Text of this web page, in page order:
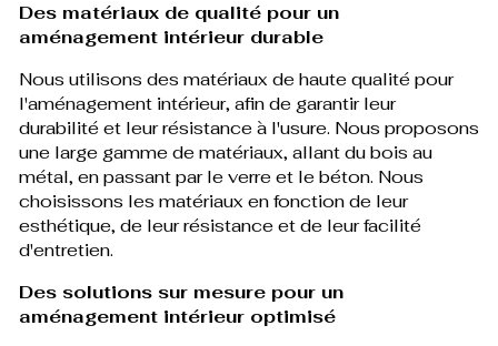
Des matériaux de qualité pour un
aménagement intérieur durable
Nous utilisons des matériaux de haute qualité pour
l'aménagement intérieur, afin de garantir leur
durabilité et leur résistance à l'usure. Nous proposons
une large gamme de matériaux, allant du bois au
métal, en passant par le verre et le béton. Nous
choisissons les matériaux en fonction de leur
esthétique, de leur résistance et de leur facilité
d'entretien.
Des solutions sur mesure pour un
aménagement intérieur optimisé